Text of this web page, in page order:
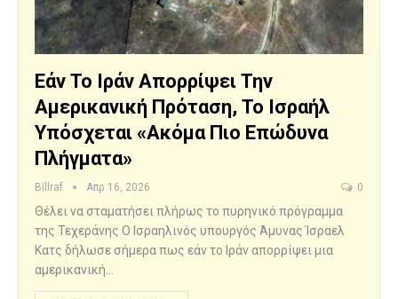
Εάν Το Ιράν Απορρίψει Την
Αμερικανική Πρόταση, Το Ισραήλ
Υπόσχεται «ακόμα Πιο Επώδυνα
Πλήγματα»
Billraf Απρ 16, 2026 0
Θέλει να σταματήσει πλήρως το πυρηνικό πρόγραμμα
της Τεχεράνης O Ισραηλινός υπουργός Άμυνας Ίσραελ
Κατς δήλωσε σήμερα πως εάν το Ιράν απορρίψει μια
αμερικανική…